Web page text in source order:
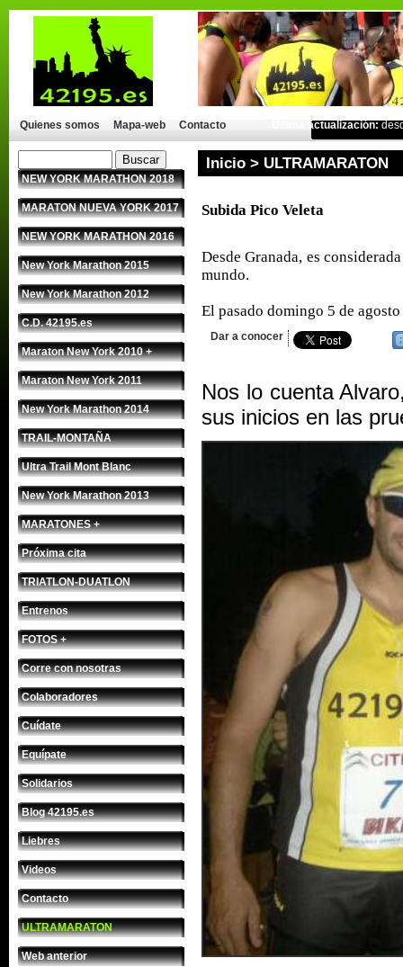
Quienes somos Mapa-web Contacto Última actualización:
NEW YORK MARATHON 2018
MARATON NUEVA YORK 2017
NEW YORK MARATHON 2016
New York Marathon 2015
New York Marathon 2012
C.D. 42195.es
Maraton New York 2010 +
Maraton New York 2011
New York Marathon 2014
TRAIL-MONTAÑA
Ultra Trail Mont Blanc
New York Marathon 2013
MARATONES +
Próxima cita
TRIATLON-DUATLON
Entrenos
FOTOS +
Corre con nosotras
Colaboradores
Cuídate
Equípate
Solidarios
Blog 42195.es
Liebres
Videos
Contacto
ULTRAMARATON
Web anterior
Inicio > ULTRAMARATON
Subida Pico Veleta
Desde Granada, es
mundo.
El pasado domingo 5 de
Dar a conocer
Nos lo cuenta
sus inicios en las